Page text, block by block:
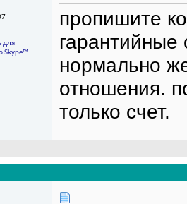
пропишите
гарантийные
нормально
отношения.
только счет.